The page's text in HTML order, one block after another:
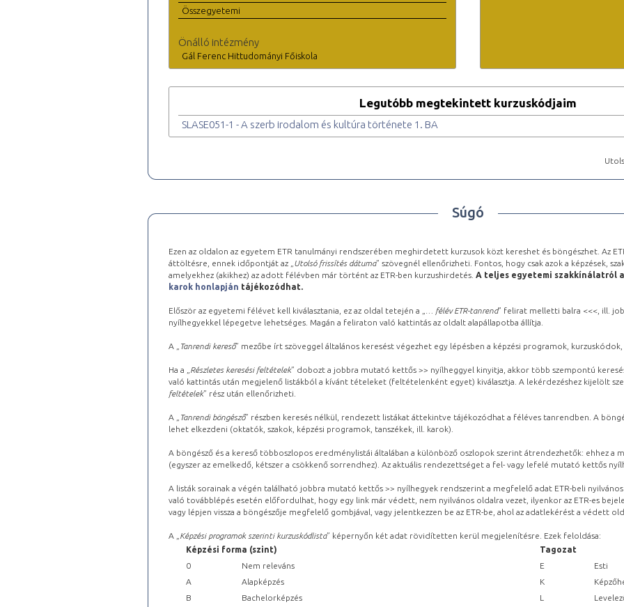
Összegyetemi
Önálló intézmény
Gál Ferenc Hittudományi Főiskola
Legutóbb megtekintett kurzuskódjaim
SLASE051-1 - A szerb irodalom és kultúra története 1. BA
Súgó
Ezen az oldalon az egyetem ETR tanulmányi rendszerében meghirdetett kurzusok közt kereshet és böngészhet. Az
áttöltésre, ennek időpontját az „ Utolsó frissítés dátuma” szövegnél ellenőrizheti. Fontos, hogy csak azok a képzések,
amelyekhez (akikhez) az adott félévben már történt az ETR-ben kurzushirdetés. A teljes egyetemi szakkínálatról a
karok honlapján tájékozódhat.
Először az egyetemi félévet kell kiválasztania, ez az oldal tetején a „ … félév ETR-tanrend” felirat melletti balra <<<, ill.
nyílhegyekkel lépegetve lehetséges. Magán a feliraton való kattintás az oldalt alapállapotba állítja.
A „ Tanrendi kereső” mezőbe írt szöveggel általános keresést végezhet egy lépésben a képzési programok,
Ha a „ Részletes keresési feltételek” dobozt a jobbra mutató kettős >> nyílheggyel kinyitja, akkor több szempontú
való kattintás után megjelenő listákból a kívánt tételeket (feltételenként egyet) kiválasztja. A lekérdezéshez kijelölt
feltételek” rész után ellenőrizheti.
A „ Tanrendi böngésző” részben keresés nélkül, rendezett listákat áttekintve tájékozódhat a féléves tanrendben. A
lehet elkezdeni (oktatók, szakok, képzési programok, tanszékek, ill. karok).
A böngésző és a kereső többoszlopos eredménylistái általában a különböző oszlopok szerint átrendezhetők: ehhez a
(egyszer az emelkedő, kétszer a csökkenő sorrendhez). Az aktuális rendezettséget a fel- vagy lefelé mutató kettős
A listák sorainak a végén található jobbra mutató kettős >> nyílhegyek rendszerint a megfelelő adat ETR-beli
való továbblépés esetén előfordulhat, hogy egy link már védett, nem nyilvános oldalra vezet, ilyenkor az ETR-es
vagy lépjen vissza a böngészője megfelelő gombjával, vagy jelentkezzen be az ETR-be, ahol az adatlekérést a védett
A „ Képzési programok szerinti kurzuskódlista” képernyőn két adat rövidítetten kerül megjelenítésre. Ezek feloldása:
Képzési forma (szint)
Tagozat
0
Nem releváns E
Esti
A
Alapképzés K
B
Bachelorképzés L